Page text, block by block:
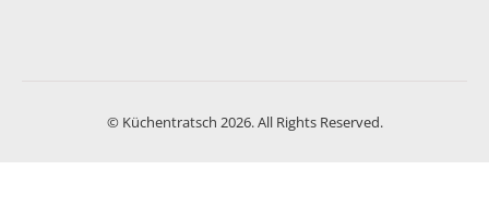
© Küchentratsch 2026. All Rights Reserved.